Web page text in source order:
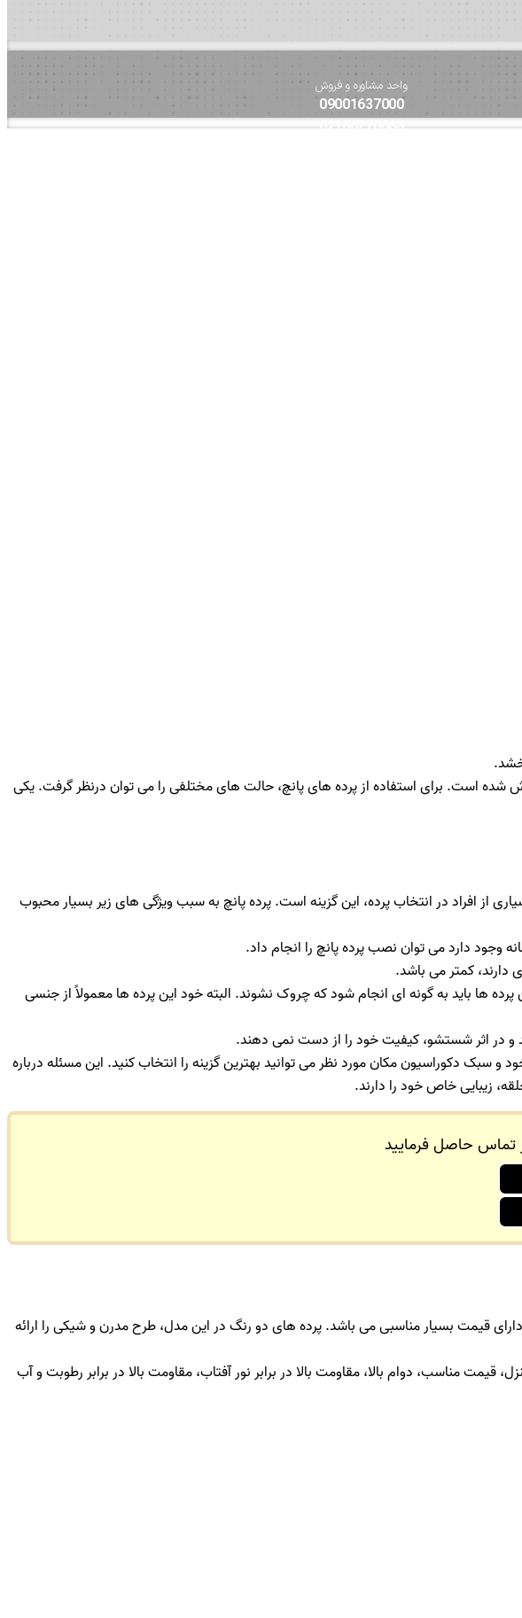
09001637000
02166270068
واحد مشاوره و فروش
شده است. برای استفاده از پرده های پانچ، حالت های مختلفی را می توان درنظر گرفت. یکی
از افراد در انتخاب پرده، این گزینه است. پرده پانچ به سبب ویژگی های زیر بسیار محبوب
وجود دارد می توان نصب پرده پانچ را انجام داد.
دارند، کمتر می باشد.
ها باید به گونه ای انجام شود که چروک نشوند. البته خود این پرده ها معمولاً از جنسی
و در اثر شستشو، کیفیت خود را از دست نمی دهند.
سبک دکوراسیون مکان مورد نظر می توانید بهترین گزینه را انتخاب کنید. این مسئله درباره
زیبایی خاص خود را دارند.
تماس حاصل فرمایید
دارای قیمت بسیار مناسبی می باشد. پرده های دو رنگ در این مدل، طرح مدرن و شیکی را ارائه
مناسب، دوام بالا، مقاومت بالا در برابر نور آفتاب، مقاومت بالا در برابر رطوبت و آب